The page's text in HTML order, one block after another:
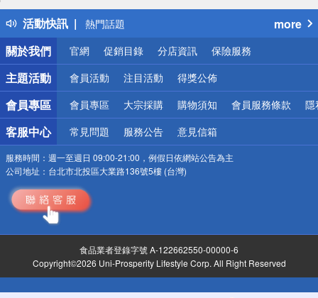
活動快訊
得獎公告
熱門話題
銀行優惠
偏遠地區配送
詐騙網頁！請小心！
more
關於我們
官網 促銷目錄 分店資訊 保險服務
主題活動 會員活動 注目活動 得獎公佈
會員專區 會員專區 大宗採購 購物須知 會員服務條款 隱
客服中心 常見問題 服務公告 意見信箱
服務時間： 週一至週日 09:00-21:00，例假日依網站公告為主
公司地址： 台北市北投區大業路136號5樓 (台灣)
食品業者登錄字號 A-122662550-00000-6
Copyright©2026 Uni-Prosperity Lifestyle Corp. All Right Reserved